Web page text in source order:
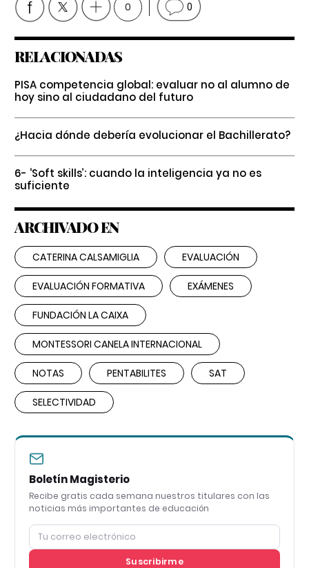
0 0
RELACIONADAS
PISA competencia global: evaluar no al alumno de
hoy sino al ciudadano del futuro
¿Hacia dónde debería evolucionar el Bachillerato?
6- ‘Soft skills’: cuando la inteligencia ya no es
suficiente
ARCHIVADO EN
CATERINA CALSAMIGLIA EVALUACIÓN
EVALUACIÓN FORMATIVA EXÁMENES
FUNDACIÓN LA CAIXA
MONTESSORI CANELA INTERNACIONAL
NOTAS PENTABILITES SAT
SELECTIVIDAD
Boletín Magisterio
Recibe gratis cada semana nuestros titulares con las
noticias más importantes de educación
Suscribirme